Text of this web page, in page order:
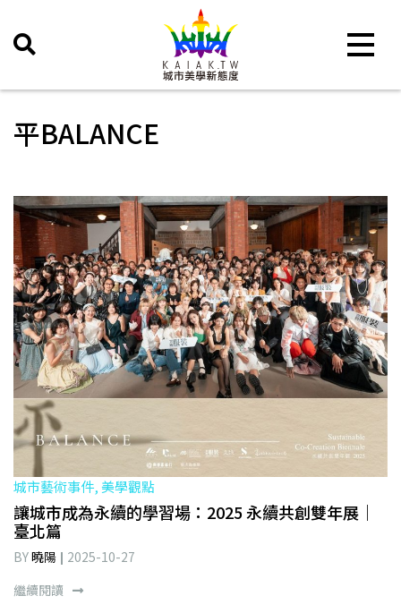
Toggle
平BALANCE
城市藝術事件, 美學觀點
讓城市成為永續的學習場：2025 永續共創雙年展｜
臺北篇
BY曉陽
2025-10-27
繼續閱讀